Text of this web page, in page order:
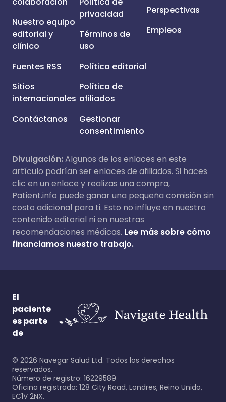
Nuestro equipo
editorial y
clínico
Fuentes RSS
Sitios
internacionales
Contáctanos
privacidad
Términos de
uso
Política editorial
Política de
afiliados
Gestionar
consentimiento
Perspectivas
Empleos
Divulgación:Algunos de los enlaces en este
artículo podrían ser enlaces de afiliados. Si haces
clic en un enlace y realizas una compra,
Patient.info puede ganar una pequeña comisión sin
costo adicional para ti. Esto no influye en nuestro
contenido editorial ni en nuestras
recomendaciones médicas. Lee más sobre cómo
financiamos nuestro trabajo.
El
paciente
es parte
de
© 2026 Navegar Salud Ltd. Todos los derechos
reservados.
Número de registro: 16229589
Oficina registrada: 128 City Road, Londres, Reino Unido,
EC1V 2NX.